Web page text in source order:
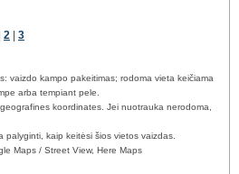
2 3
vaizdo kampo pakeitimas; rodoma vieta keičiama
arba tempiant pele.
koordinates. Jei nuotrauka nerodoma,
palyginti, kaip keitėsi šios vietos vaizdas.
Maps / Street View, Here Maps